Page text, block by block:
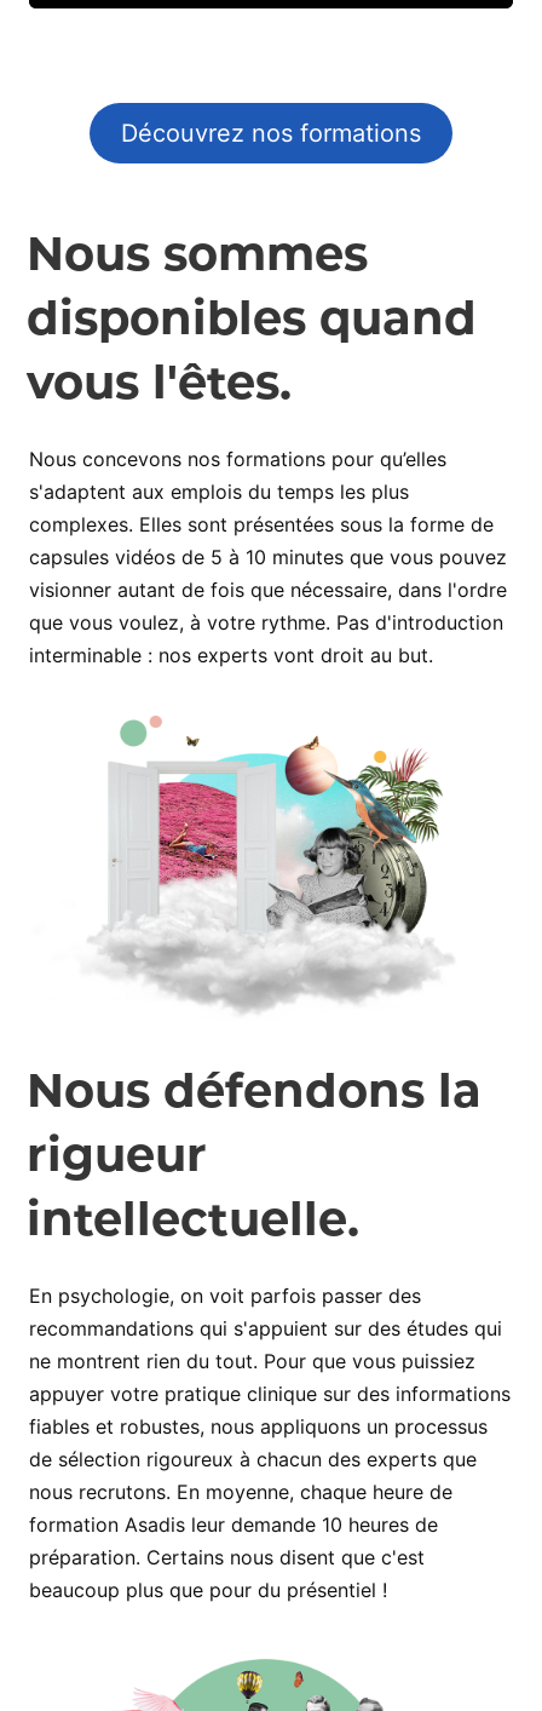
Découvrez nos formations
Nous sommes
disponibles quand
vous l'êtes.
Nous concevons nos formations pour qu’elles
s'adaptent aux emplois du temps les plus
complexes. Elles sont présentées sous la forme de
capsules vidéos de 5 à 10 minutes que vous pouvez
visionner autant de fois que nécessaire, dans l'ordre
que vous voulez, à votre rythme. Pas d'introduction
interminable : nos experts vont droit au but.
Nous défendons la
rigueur
intellectuelle.
En psychologie, on voit parfois passer des
recommandations qui s'appuient sur des études qui
ne montrent rien du tout. Pour que vous puissiez
appuyer votre pratique clinique sur des informations
fiables et robustes, nous appliquons un processus
de sélection rigoureux à chacun des experts que
nous recrutons. En moyenne, chaque heure de
formation Asadis leur demande 10 heures de
préparation. Certains nous disent que c'est
beaucoup plus que pour du présentiel !